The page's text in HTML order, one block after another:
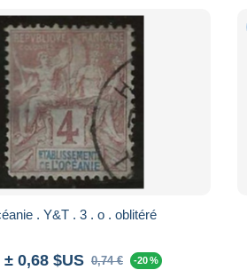
Océanie . Y&T . 3 . o . oblitéré
± 0,68 $US 0,74 € -20 %